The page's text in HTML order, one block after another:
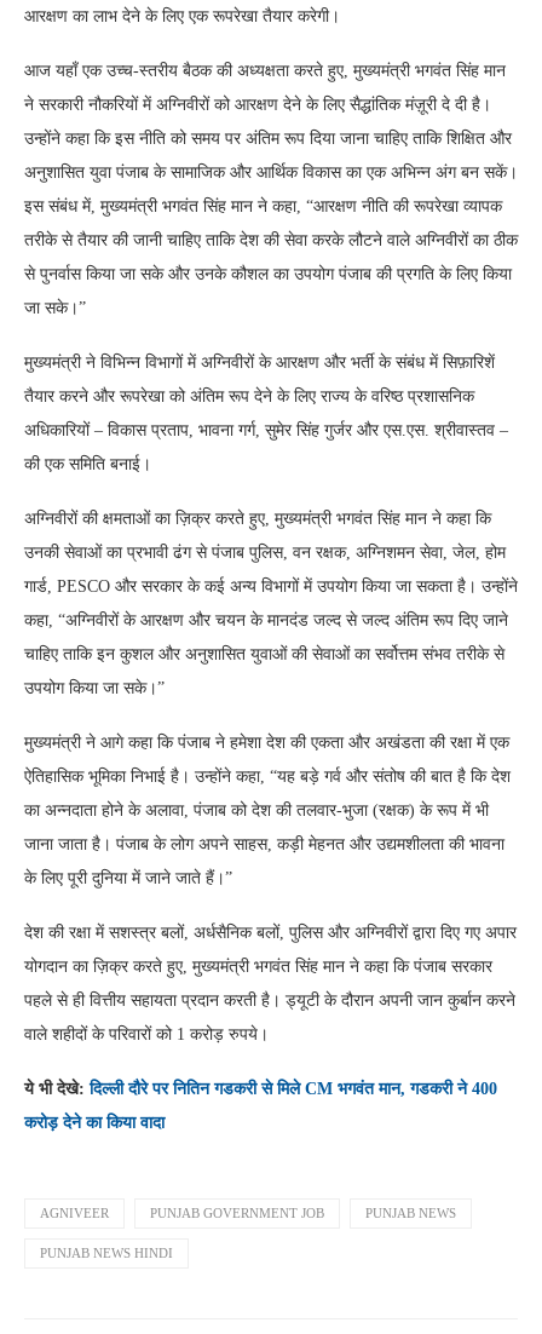
आरक्षण का लाभ देने के लिए एक रूपरेखा तैयार करेगी।
आज यहाँ एक उच्च-स्तरीय बैठक की अध्यक्षता करते हुए, मुख्यमंत्री भगवंत सिंह मान
ने सरकारी नौकरियों में अग्निवीरों को आरक्षण देने के लिए सैद्धांतिक मंज़ूरी दे दी है।
उन्होंने कहा कि इस नीति को समय पर अंतिम रूप दिया जाना चाहिए ताकि शिक्षित और
अनुशासित युवा पंजाब के सामाजिक और आर्थिक विकास का एक अभिन्न अंग बन सकें।
इस संबंध में, मुख्यमंत्री भगवंत सिंह मान ने कहा, “आरक्षण नीति की रूपरेखा व्यापक
तरीके से तैयार की जानी चाहिए ताकि देश की सेवा करके लौटने वाले अग्निवीरों का ठीक
से पुनर्वास किया जा सके और उनके कौशल का उपयोग पंजाब की प्रगति के लिए किया
जा सके।”
मुख्यमंत्री ने विभिन्न विभागों में अग्निवीरों के आरक्षण और भर्ती के संबंध में सिफ़ारिशें
तैयार करने और रूपरेखा को अंतिम रूप देने के लिए राज्य के वरिष्ठ प्रशासनिक
अधिकारियों – विकास प्रताप, भावना गर्ग, सुमेर सिंह गुर्जर और एस.एस. श्रीवास्तव –
की एक समिति बनाई।
अग्निवीरों की क्षमताओं का ज़िक्र करते हुए, मुख्यमंत्री भगवंत सिंह मान ने कहा कि
उनकी सेवाओं का प्रभावी ढंग से पंजाब पुलिस, वन रक्षक, अग्निशमन सेवा, जेल, होम
गार्ड, PESCO और सरकार के कई अन्य विभागों में उपयोग किया जा सकता है। उन्होंने
कहा, “अग्निवीरों के आरक्षण और चयन के मानदंड जल्द से जल्द अंतिम रूप दिए जाने
चाहिए ताकि इन कुशल और अनुशासित युवाओं की सेवाओं का सर्वोत्तम संभव तरीके से
उपयोग किया जा सके।”
मुख्यमंत्री ने आगे कहा कि पंजाब ने हमेशा देश की एकता और अखंडता की रक्षा में एक
ऐतिहासिक भूमिका निभाई है। उन्होंने कहा, “यह बड़े गर्व और संतोष की बात है कि देश
का अन्नदाता होने के अलावा, पंजाब को देश की तलवार-भुजा (रक्षक) के रूप में भी
जाना जाता है। पंजाब के लोग अपने साहस, कड़ी मेहनत और उद्यमशीलता की भावना
के लिए पूरी दुनिया में जाने जाते हैं।”
देश की रक्षा में सशस्त्र बलों, अर्धसैनिक बलों, पुलिस और अग्निवीरों द्वारा दिए गए अपार
योगदान का ज़िक्र करते हुए, मुख्यमंत्री भगवंत सिंह मान ने कहा कि पंजाब सरकार
पहले से ही वित्तीय सहायता प्रदान करती है। ड्यूटी के दौरान अपनी जान कुर्बान करने
वाले शहीदों के परिवारों को 1 करोड़ रुपये।
ये भी देखे:दिल्ली दौरे पर नितिन गडकरी से मिले CM भगवंत मान, गडकरी ने 400
करोड़ देने का किया वादा
AGNIVEER PUNJAB GOVERNMENT JOB PUNJAB NEWS
PUNJAB NEWS HINDI